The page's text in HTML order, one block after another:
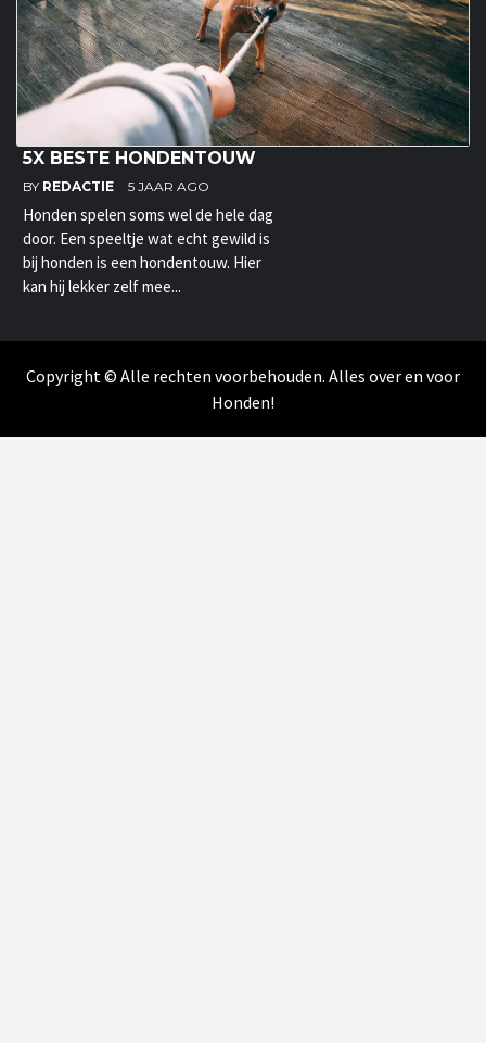
5X BESTE HONDENTOUW
BY REDACTIE 5 JAAR AGO
Honden spelen soms wel de hele dag
door. Een speeltje wat echt gewild is
bij honden is een hondentouw. Hier
kan hij lekker zelf mee...
Copyright © Alle rechten voorbehouden. Alles over en voor
Honden!